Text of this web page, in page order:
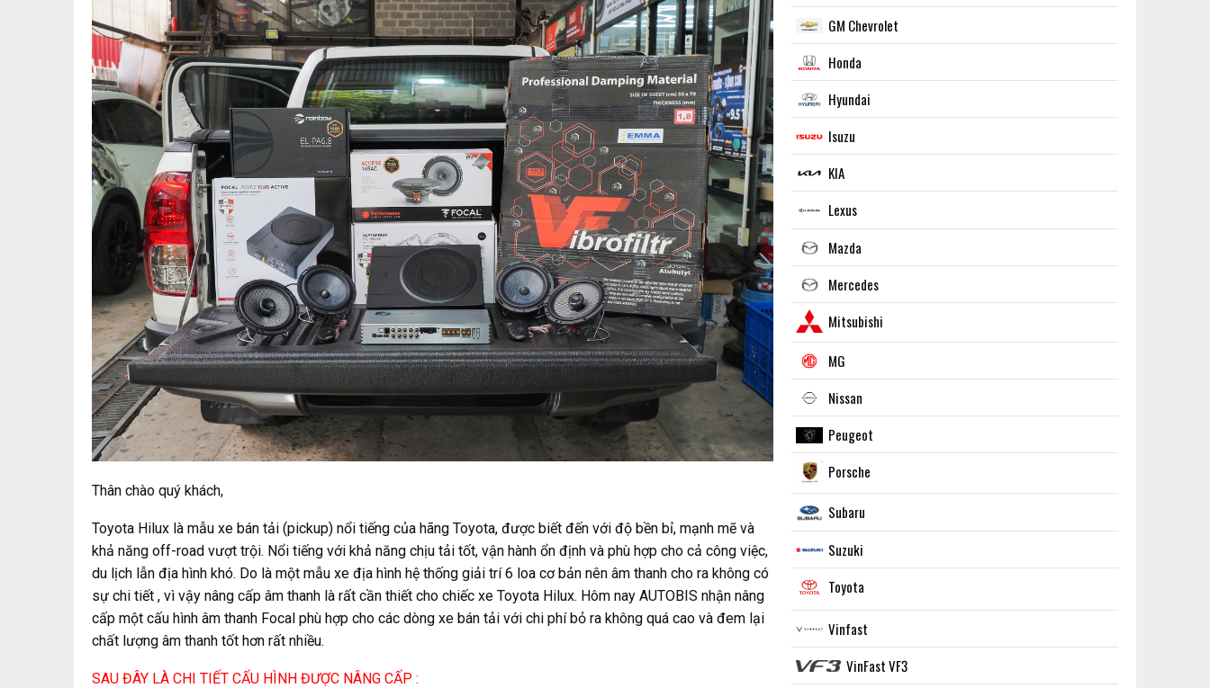
Thân chào quý khách,
Toyota Hilux là mẫu xe bán tải (pickup) nổi tiếng của hãng Toyota, được biết đến với độ bền bỉ, mạnh mẽ và
khả năng off-road vượt trội. Nổi tiếng với khả năng chịu tải tốt, vận hành ổn định và phù hợp cho cả công việc,
du lịch lẫn địa hình khó. Do là một mẫu xe địa hình hệ thống giải trí 6 loa cơ bản nên âm thanh cho ra không có
sự chi tiết , vì vậy nâng cấp âm thanh là rất cần thiết cho chiếc xe Toyota Hilux. Hôm nay AUTOBIS nhận nâng
cấp một cấu hình âm thanh Focal phù hợp cho các dòng xe bán tải với chi phí bỏ ra không quá cao và đem lại
chất lượng âm thanh tốt hơn rất nhiều.
SAU ĐÂY LÀ CHI TIẾT CẤU HÌNH ĐƯỢC NÂNG CẤP :
GM Chevrolet
Honda
Hyundai
Isuzu
KIA
Lexus
Mazda
Mercedes
Mitsubishi
MG
Nissan
Peugeot
Porsche
Subaru
Suzuki
Toyota
Vinfast
VinFast VF3